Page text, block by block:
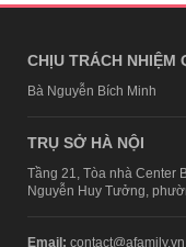
CHỊU TRÁCH NHIỆM
Bà Nguyễn Bích Minh
TRỤ SỞ HÀ NỘI
Tầng 21, Tòa nhà Center
Nguyễn Huy Tưởng,
Email: contact@afamily.vn